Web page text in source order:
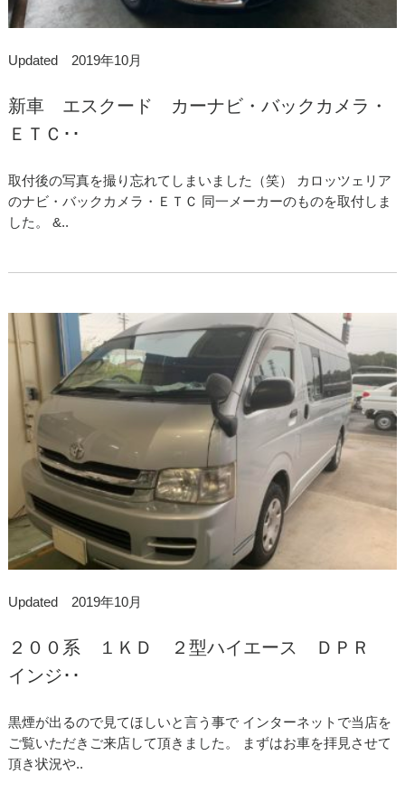
Updated 2019年10月
新車 エスクード カーナビ・バックカメラ・
ＥＴＣ･･
取付後の写真を撮り忘れてしまいました（笑） カロッツェリア
のナビ・バックカメラ・ＥＴＣ 同一メーカーのものを取付しま
した。 &..
Updated 2019年10月
２００系 １ＫＤ ２型ハイエース ＤＰＲ
インジ･･
黒煙が出るので見てほしいと言う事で インターネットで当店を
ご覧いただきご来店して頂きました。 まずはお車を拝見させて
頂き状況や..